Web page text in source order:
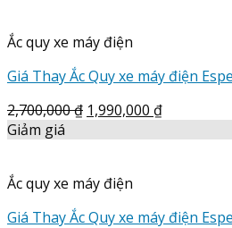
Ắc quy xe máy điện
Giá Thay Ắc Quy xe máy điện
2,700,000₫ 1,990,000 ₫
Giảm giá
Ắc quy xe máy điện
Giá Thay Ắc Quy xe máy điện